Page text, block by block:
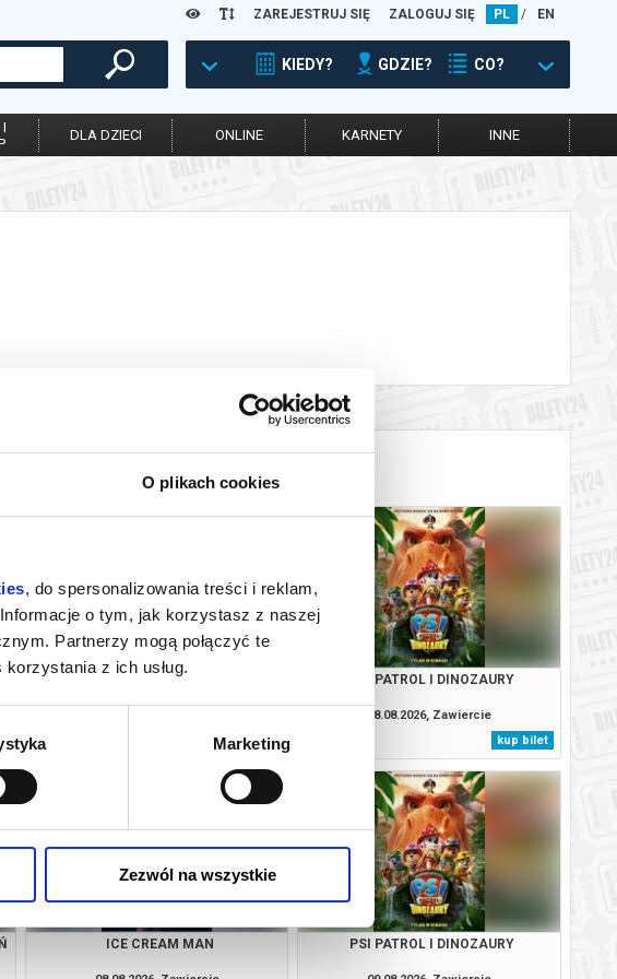
O plikach cookies
, do spersonalizowania treści i reklam,
o tym, jak korzystasz z naszej
Partnerzy mogą połączyć te
z ich usług.
Marketing
Zezwól na wszystkie
ZAREJESTRUJ SIĘ ZALOGUJ SIĘ PL / EN
KIEDY? GDZIE? CO?
DLA DZIECI ONLINE KARNETY INNE
ICE CREAM MAN
kup bilet
PSI PATROL I DINOZAURY
08.08.2026, Zawiercie
kup bilet
ICE CREAM MAN PSI PATROL I DINOZAURY